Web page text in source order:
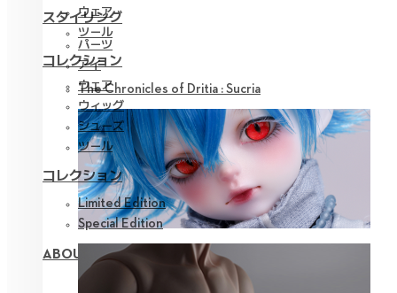
ウェア
ツール
コレクション
The Chronicles of Dritia : Sucria
ABOUT NEOR 13
スタイリング
パーツ
アイ
ウェア
ウィッグ
シューズ
ツール
コレクション
Limited Edition
Special Edition